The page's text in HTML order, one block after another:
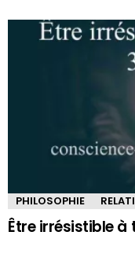
PHILOSOPHIE
Être irrésistible